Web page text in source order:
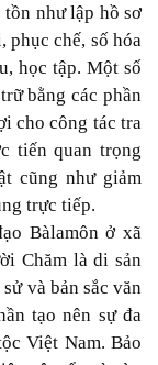
như lập hồ sơ
chế, số hóa
học tập. Một số
bằng các phần
cho công tác tra
tiến quan trọng
cũng như giảm
trực tiếp.
Bàlamôn ở xã
Chăm là di sản
và bản sắc văn
tạo nên sự đa
Việt Nam. Bảo